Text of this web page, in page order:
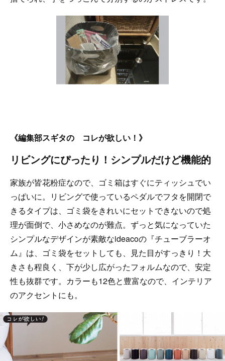
《編集部スギタの コレが欲しい！》
リビングにぴったり！シンプルだけど機能的
家族が皆花粉症なので、ゴミ箱はすぐにティッシュでい
っぱいに。リビングで使っているペダルでフタを開閉で
きるタイプは、ゴミ袋をきれいにセットできないので処
理が面倒で、小さめなのが難点。ずっと気になっていた
シンプルなデザインが素敵なideacoの『チューブラーオ
ム』は、ゴミ袋をセットしても、見た目がすっきり！大
きさも程良く、下が少し広がったフォルムなので、安定
性も抜群です。カラーも12色と豊富なので、インテリア
のアクセントにも。